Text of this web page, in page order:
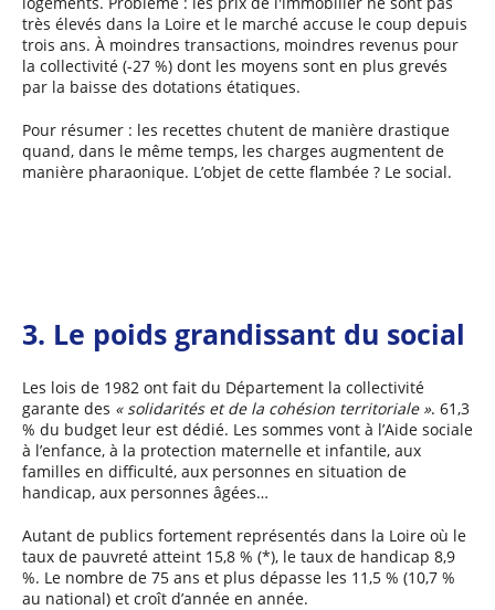
très élevés dans la Loire et le marché accuse le coup depuis
trois ans. À moindres transactions, moindres revenus pour
la collectivité (-27 %) dont les moyens sont en plus grevés
par la baisse des dotations étatiques.
Pour résumer : les recettes chutent de manière drastique
quand, dans le même temps, les charges augmentent de
manière pharaonique. L’objet de cette flambée ? Le social.
3. Le poids grandissant du social
Les lois de 1982 ont fait du Département la collectivité
garante des « solidarités et de la cohésion territoriale ». 61,3
% du budget leur est dédié. Les sommes vont à l’Aide sociale
à l’enfance, à la protection maternelle et infantile, aux
familles en difficulté, aux personnes en situation de
handicap, aux personnes âgées…
Autant de publics fortement représentés dans la Loire où le
taux de pauvreté atteint 15,8 % (*), le taux de handicap 8,9
%. Le nombre de 75 ans et plus dépasse les 11,5 % (10,7 %
au national) et croît d’année en année.